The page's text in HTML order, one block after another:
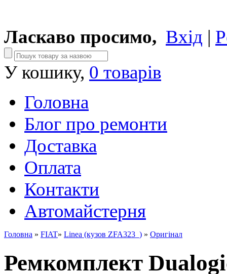
Ласкаво просимо, Вхід |
У кошику, 0 товарів
Головна
Блог про ремонти
Доставка
Оплата
Контакти
Автомайстерня
Головна » FIAT» Linea (кузов ZFA323_) » Оригінал
Ремкомплект